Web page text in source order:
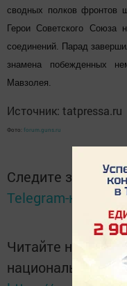
сводных полков фронтов
Герои Советского Союза
соединений. Парад
знамена побежденных
Мавзолея.
Источник: tatpressa.ru
Фото: forum.guns.ru
Следите за
Telegram-канале
Читайте новости
национальном